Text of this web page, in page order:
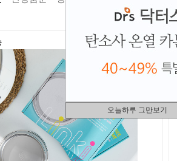
오늘하루 그만보기